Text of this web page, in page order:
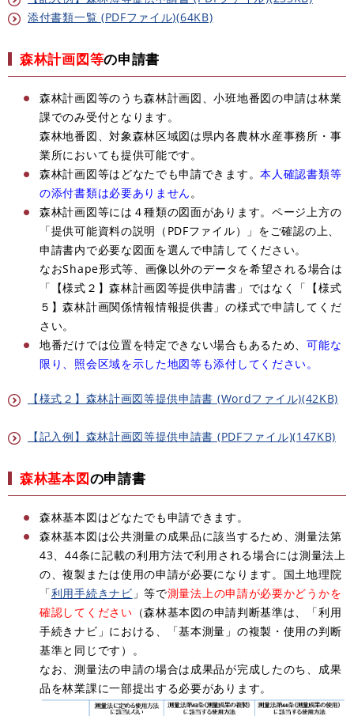
添付書類一覧 (PDFファイル)(64KB)
森林計画図等の申請書
森林計画図等のうち森林計画図、小班地番図の申請は林業
課でのみ受付となります。
森林地番図、対象森林区域図は県内各農林水産事務所・事
業所においても提供可能です。
森林計画図等はどなたでも申請できます。本人確認書類等
の添付書類は必要ありません 。
森林計画図等には４種類の図面があります。ページ上方の
「提供可能資料の説明（PDFファイル）」をご確認の上、
申請書内で必要な図面を選んで申請してください。
なおShape形式等、画像以外のデータを希望される場合は
「【様式２】森林計画図等提供申請書」ではなく「【様式
５】森林計画関係情報情報提供書」の様式で申請してくだ
さい。
地番だけでは位置を特定できない場合もあるため、可能な
限り、照会区域を示した地図等も添付してください。​
【様式２】森林計画図等提供申請書 (Wordファイル)(42KB)
【記入例】森林計画図等提供申請書 (PDFファイル)(147KB)
森林基本図の申請書
森林基本図はどなたでも申請できます。
森林基本図は公共測量の成果品に該当するため、測量法第
43、44条に記載の利用方法で利用される場合には測量法上
の、複製または使用の申請が必要になります。国土地理院
「利用手続きナビ 」等で測量法上の申請が必要かどうかを
確認してください （森林基本図の申請判断基準は、「利用
手続きナビ」における、「基本測量」の複製・使用の判断
基準と同じです）。
なお、測量法の申請の場合は成果品が完成したのち、成果
品を林業課に一部提出する必要があります。